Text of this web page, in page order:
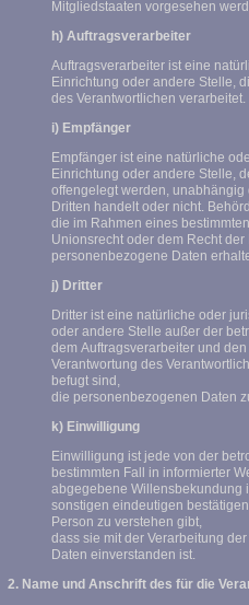
Mitgliedstaaten vorgesehen
h) Auftragsverarbeiter
Auftragsverarbeiter ist eine
Einrichtung oder andere Stelle,
des Verantwortlichen verarbeitet.
i) Empfänger
Empfänger ist eine natürliche
Einrichtung oder andere Stelle,
offengelegt werden,
Dritten handelt oder nicht.
die im Rahmen eines
Unionsrecht oder dem Recht
personenbezogene Daten
j) Dritter
Dritter ist eine natürliche oder
oder andere Stelle außer der
dem Auftragsverarbeiter und
Verantwortung des
befugt sind,
die personenbezogenen Daten
k) Einwilligung
Einwilligung ist jede von der
bestimmten Fall in informierter
abgegebene Willensbekundung
sonstigen eindeutigen
Person zu verstehen gibt,
dass sie mit der Verarbeitung
Daten einverstanden ist.
2. Name und Anschrift des für die